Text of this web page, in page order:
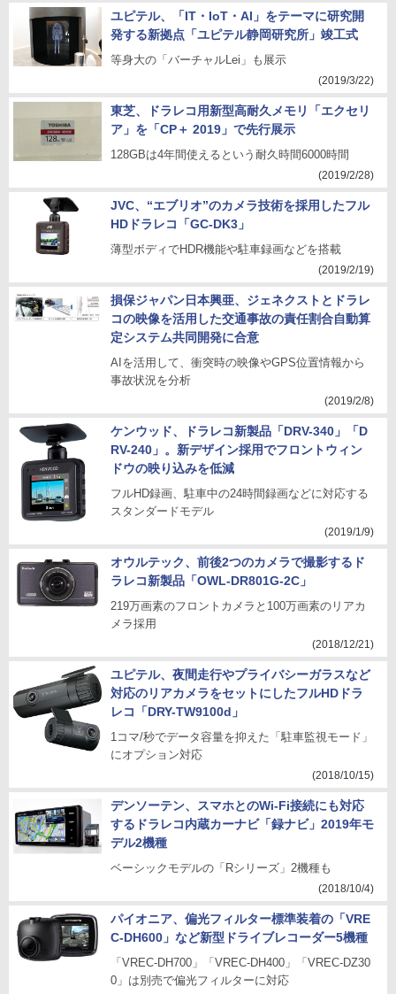
ユピテル、「IT・IoT・AI」をテーマに研究開
発する新拠点「ユピテル静岡研究所」竣工式
等身大の「バーチャルLei」も展示
(2019/3/22)
東芝、ドラレコ用新型高耐久メモリ「エクセリ
ア」を「CP＋ 2019」で先行展示
128GBは4年間使えるという耐久時間6000時間
(2019/2/28)
JVC、“エブリオ”のカメラ技術を採用したフル
HDドラレコ「GC-DK3」
薄型ボディでHDR機能や駐車録画などを搭載
(2019/2/19)
損保ジャパン日本興亜、ジェネクストとドラレ
コの映像を活用した交通事故の責任割合自動算
定システム共同開発に合意
AIを活用して、衝突時の映像やGPS位置情報から
事故状況を分析
(2019/2/8)
ケンウッド、ドラレコ新製品「DRV-340」「D
RV-240」。新デザイン採用でフロントウィン
ドウの映り込みを低減
フルHD録画、駐車中の24時間録画などに対応する
スタンダードモデル
(2019/1/9)
オウルテック、前後2つのカメラで撮影するド
ラレコ新製品「OWL-DR801G-2C」
219万画素のフロントカメラと100万画素のリアカ
メラ採用
(2018/12/21)
ユピテル、夜間走行やプライバシーガラスなど
対応のリアカメラをセットにしたフルHDドラ
レコ「DRY-TW9100d」
1コマ/秒でデータ容量を抑えた「駐車監視モード」
にオプション対応
(2018/10/15)
デンソーテン、スマホとのWi-Fi接続にも対応
するドラレコ内蔵カーナビ「録ナビ」2019年モ
デル2機種
ベーシックモデルの「Rシリーズ」2機種も
(2018/10/4)
パイオニア、偏光フィルター標準装着の「VRE
C-DH600」など新型ドライブレコーダー5機種
「VREC-DH700」「VREC-DH400」「VREC-DZ30
0」は別売で偏光フィルターに対応